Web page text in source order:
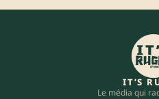
IT’S
Le média qui